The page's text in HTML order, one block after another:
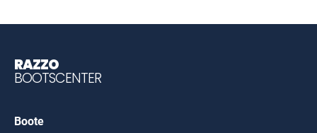
RAZZO
BOOTSCENTER
Boote